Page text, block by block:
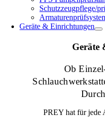
Schutzzeugpflege/
Geräte & Einrichtungen
Geräte
Ob
PREY hat für jede